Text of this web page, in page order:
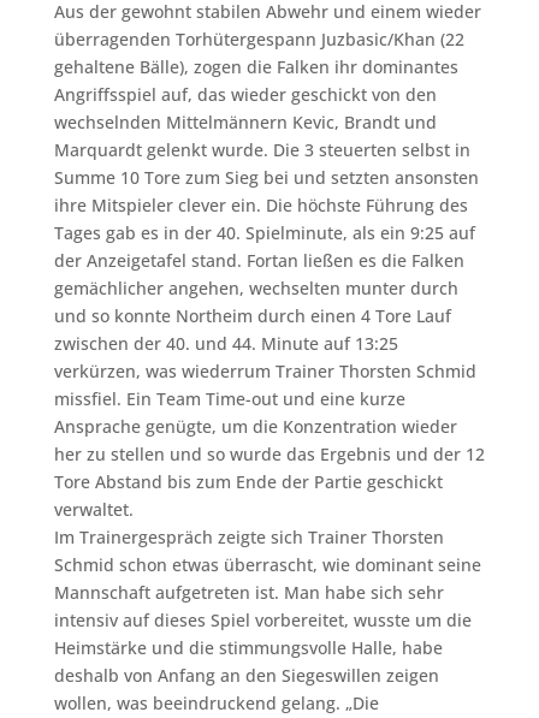
Aus der gewohnt stabilen Abwehr und einem wieder
überragenden Torhütergespann Juzbasic/Khan (22
gehaltene Bälle), zogen die Falken ihr dominantes
Angriffsspiel auf, das wieder geschickt von den
wechselnden Mittelmännern Kevic, Brandt und
Marquardt gelenkt wurde. Die 3 steuerten selbst in
Summe 10 Tore zum Sieg bei und setzten ansonsten
ihre Mitspieler clever ein. Die höchste Führung des
Tages gab es in der 40. Spielminute, als ein 9:25 auf
der Anzeigetafel stand. Fortan ließen es die Falken
gemächlicher angehen, wechselten munter durch
und so konnte Northeim durch einen 4 Tore Lauf
zwischen der 40. und 44. Minute auf 13:25
verkürzen, was wiederrum Trainer Thorsten Schmid
missfiel. Ein Team Time-out und eine kurze
Ansprache genügte, um die Konzentration wieder
her zu stellen und so wurde das Ergebnis und der 12
Tore Abstand bis zum Ende der Partie geschickt
verwaltet.
Im Trainergespräch zeigte sich Trainer Thorsten
Schmid schon etwas überrascht, wie dominant seine
Mannschaft aufgetreten ist. Man habe sich sehr
intensiv auf dieses Spiel vorbereitet, wusste um die
Heimstärke und die stimmungsvolle Halle, habe
deshalb von Anfang an den Siegeswillen zeigen
wollen, was beeindruckend gelang. „Die